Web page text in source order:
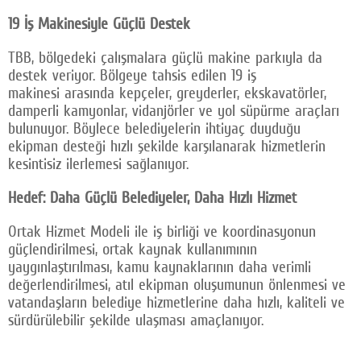
19 İş Makinesiyle Güçlü Destek
TBB, bölgedeki çalışmalara güçlü makine parkıyla da
destek veriyor. Bölgeye tahsis edilen 19 iş
makinesi arasında kepçeler, greyderler, ekskavatörler,
damperli kamyonlar, vidanjörler ve yol süpürme araçları
bulunuyor. Böylece belediyelerin ihtiyaç duyduğu
ekipman desteği hızlı şekilde karşılanarak hizmetlerin
kesintisiz ilerlemesi sağlanıyor.
Hedef: Daha Güçlü Belediyeler, Daha Hızlı Hizmet
Ortak Hizmet Modeli ile iş birliği ve koordinasyonun
güçlendirilmesi, ortak kaynak kullanımının
yaygınlaştırılması, kamu kaynaklarının daha verimli
değerlendirilmesi, atıl ekipman oluşumunun önlenmesi ve
vatandaşların belediye hizmetlerine daha hızlı, kaliteli ve
sürdürülebilir şekilde ulaşması amaçlanıyor.